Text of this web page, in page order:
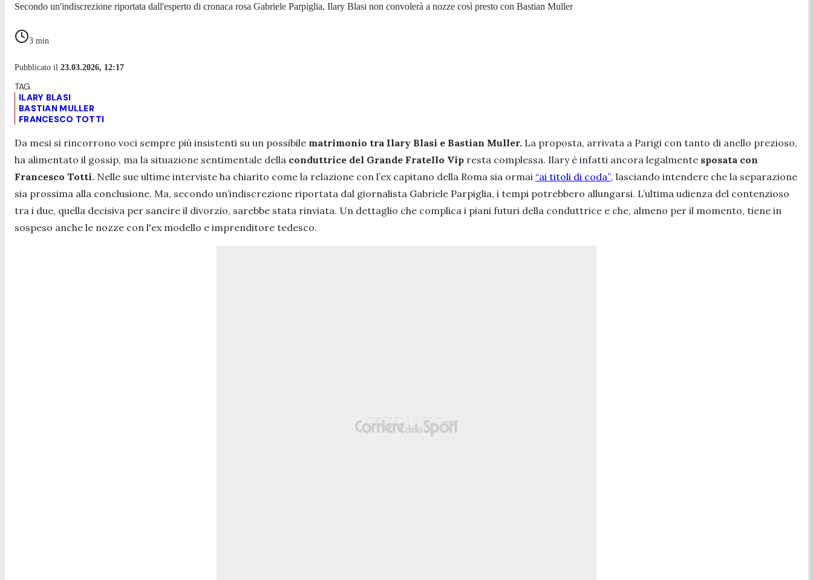
Secondo un'indiscrezione riportata dall'esperto di cronaca rosa Gabriele Parpiglia, Ilary Blasi non convolerà a nozze così presto con Bastian Muller
3 min
Pubblicato il 23.03.2026, 12:17
ILARY BLASI
BASTIAN MULLER
FRANCESCO TOTTI
Da mesi si rincorrono voci sempre più insistenti su un possibile matrimonio tra Ilary Blasi e Bastian Muller. La proposta, arrivata a Parigi con tanto di anello prezioso,
ha alimentato il gossip, ma la situazione sentimentale della conduttrice del Grande Fratello Vip resta complessa. Ilary è infatti ancora legalmente sposata con
Francesco Totti. Nelle sue ultime interviste ha chiarito come la relazione con l’ex capitano della Roma sia ormai “ai titoli di coda”, lasciando intendere che la separazione
sia prossima alla conclusione. Ma, secondo un’indiscrezione riportata dal giornalista Gabriele Parpiglia, i tempi potrebbero allungarsi. L’ultima udienza del contenzioso
tra i due, quella decisiva per sancire il divorzio, sarebbe stata rinviata. Un dettaglio che complica i piani futuri della conduttrice e che, almeno per il momento, tiene in
sospeso anche le nozze con l'ex modello e imprenditore tedesco.